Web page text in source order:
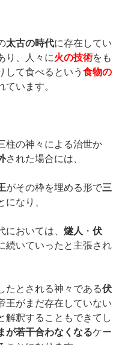
太古の時代に存在してい
り、人々に火の技術をも
して食べるという食物の
います。
柱の神々による治世か
された場合には、
がその枠を埋める形で三
になり、
においては、燧人 ・伏
続いていったと主張され
たとされる神々である伏
王がまだ存在していない
解釈することもできてし
が若干合わなくなるケー